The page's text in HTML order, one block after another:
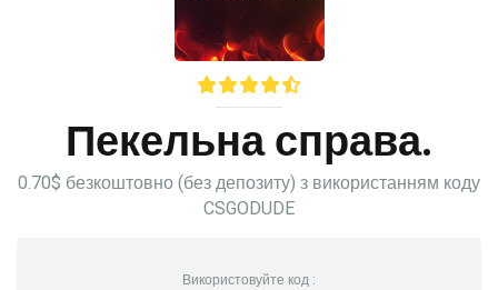
Пекельна справа.
0.70$ безкоштовно (без депозиту) з використанням коду
CSGODUDE
Використовуйте код :